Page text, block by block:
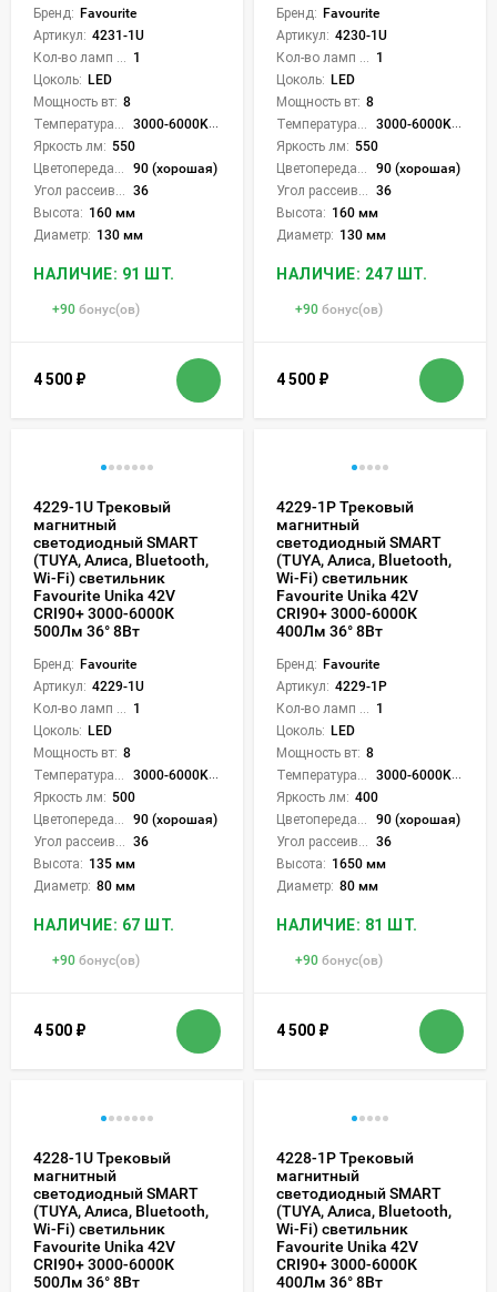
Бренд: Favourite
Артикул: 4231-1U
1
Цоколь: LED
Мощность вт: 8
3000-6000K (плавная рег.)
Яркость лм: 550
90 (хорошая)
36
Высота: 160 мм
Диаметр: 130 мм
НАЛИЧИЕ: 91 ШТ.
+90 бонус(ов)
4 500 ₽
Бренд: Favourite
Артикул: 4230-1U
1
Цоколь: LED
Мощность вт: 8
3000-6000K (плавная рег.)
Яркость лм: 550
90 (хорошая)
36
Высота: 160 мм
Диаметр: 130 мм
НАЛИЧИЕ: 247 ШТ.
+90 бонус(ов)
4 500 ₽
4229-1U Трековый
магнитный
светодиодный SMART
(TUYA, Алиса, Bluetooth,
Wi-Fi) светильник
Favourite Unika 42V
CRI90+ 3000-6000К
500Лм 36° 8Вт
Бренд: Favourite
Артикул: 4229-1U
1
Цоколь: LED
Мощность вт: 8
3000-6000K (плавная рег.)
Яркость лм: 500
90 (хорошая)
36
Высота: 135 мм
Диаметр: 80 мм
НАЛИЧИЕ: 67 ШТ.
+90 бонус(ов)
4 500 ₽
4229-1P Трековый
магнитный
светодиодный SMART
(TUYA, Алиса, Bluetooth,
Wi-Fi) светильник
Favourite Unika 42V
CRI90+ 3000-6000К
400Лм 36° 8Вт
Бренд: Favourite
Артикул: 4229-1P
1
Цоколь: LED
Мощность вт: 8
3000-6000K (плавная рег.)
Яркость лм: 400
90 (хорошая)
36
Высота: 1650 мм
Диаметр: 80 мм
НАЛИЧИЕ: 81 ШТ.
+90 бонус(ов)
4 500 ₽
4228-1U Трековый
магнитный
светодиодный SMART
(TUYA, Алиса, Bluetooth,
Wi-Fi) светильник
Favourite Unika 42V
CRI90+ 3000-6000К
500Лм 36° 8Вт
4228-1P Трековый
магнитный
светодиодный SMART
(TUYA, Алиса, Bluetooth,
Wi-Fi) светильник
Favourite Unika 42V
CRI90+ 3000-6000К
400Лм 36° 8Вт